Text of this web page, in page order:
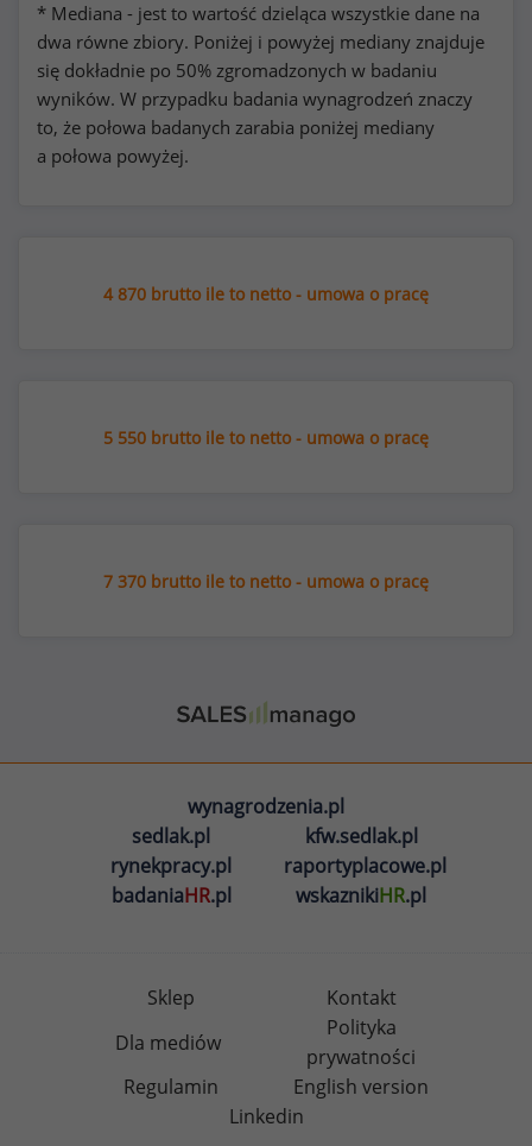
* Mediana - jest to wartość dzieląca wszystkie dane na
dwa równe zbiory. Poniżej i powyżej mediany znajduje
się dokładnie po 50% zgromadzonych w badaniu
wyników. W przypadku badania wynagrodzeń znaczy
to, że połowa badanych zarabia poniżej mediany
a połowa powyżej.
4 870 brutto ile to netto - umowa o pracę
5 550 brutto ile to netto - umowa o pracę
7 370 brutto ile to netto - umowa o pracę
wynagrodzenia.pl
sedlak.pl
kfw.sedlak.pl
rynekpracy.pl
raportyplacowe.pl
badaniaHR.pl wskaznikiHR.pl
Sklep
Kontakt
Dla mediów
Polityka
prywatności
Regulamin
English version
Linkedin